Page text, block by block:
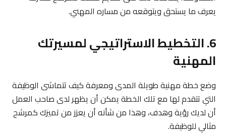
يعرف ما يستحق ويتوقعه من مساره المهني.
6. التخطيط الاستراتيجي لمسيرتك
المهنية
وضع خطة مهنية طويلة المدى ومعرفة كيف تتماشى الوظيفة
التي تتقدم لها مع تلك الخطة يمكن أن يظهر لدى صاحب العمل
أن لديك رؤية وهدف، وهذا من شأنه أن يعزز من تميزك كمرشح
مثالي للوظيفة.